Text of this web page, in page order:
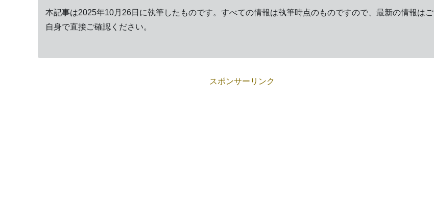
本記事は2025年10月26日に執筆したものです。すべての情報は執筆時点のものですので、最新の情報はご
自身で直接ご確認ください。
スポンサーリンク